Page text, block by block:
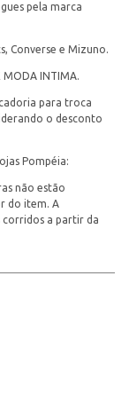
pela marca
Converse e Mizuno.
MODA INTIMA.
para troca
o desconto
Pompéia:
não estão
do item. A
corridos a partir da